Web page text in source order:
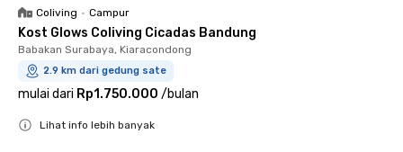
Coliving • Campur
Kost Glows Coliving Cicadas Bandung
Babakan Surabaya, Kiaracondong
2.9 km dari gedung sate
mulai dari Rp1.750.000 /bulan
Lihat info lebih banyak